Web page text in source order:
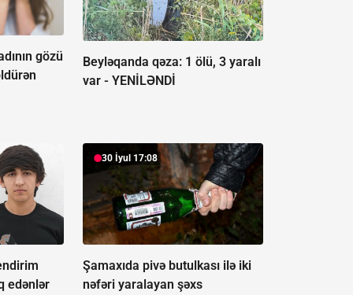
gözü
Beyləqanda qəza: 1 ölü, 3 yaralı
var - YENİLƏNDİ
edənlər
30 İyul 17:08
Şamaxıda pivə butulkası ilə iki
nəfəri yaralayan şəxs